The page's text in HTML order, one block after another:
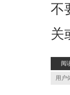
不
关
阅
用户